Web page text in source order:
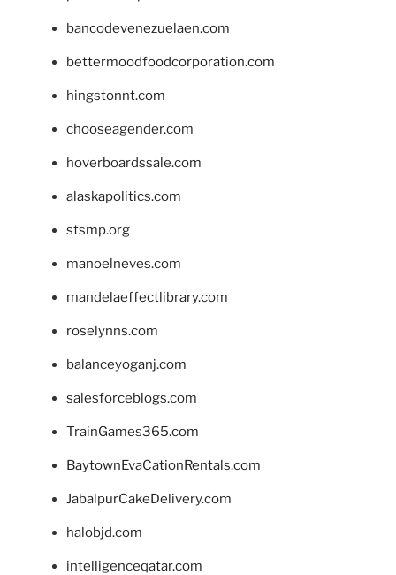
bancodevenezuelaen.com
bettermoodfoodcorporation.com
hingstonnt.com
chooseagender.com
hoverboardssale.com
alaskapolitics.com
stsmp.org
manoelneves.com
mandelaeffectlibrary.com
roselynns.com
balanceyoganj.com
salesforceblogs.com
TrainGames365.com
BaytownEvaCationRentals.com
JabalpurCakeDelivery.com
halobjd.com
intelligenceqatar.com